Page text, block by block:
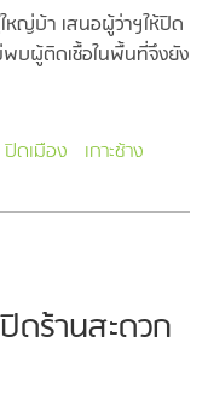
หญ่บ้า เสนอผู้ว่าฯให้ปิด
พบผู้ติดเชื้อในพื้นที่จึงยัง
ปิดเมือง เกาะช้าง
ดร้านสะดวก